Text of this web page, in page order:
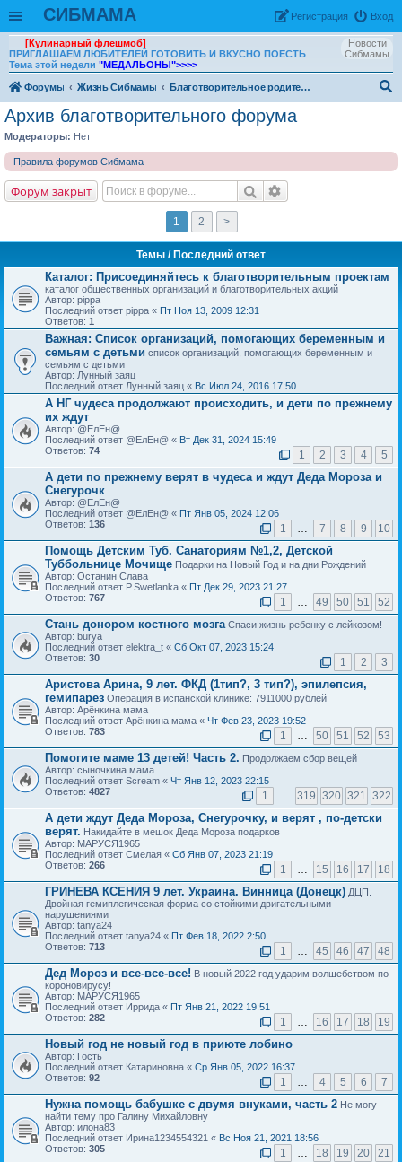
СИБМАМА Вход
Рeгиcтpaция
Новости
Сибмамы
[Кулинарный флешмоб]
ПРИГЛАШАЕМ ЛЮБИТЕЛЕЙ ГОТОВИТЬ И ВКУСНО ПОЕСТЬ
Тема этой недели "МЕДАЛЬОНЫ">>>>
Форумы Жизнь Сибмамы
Благотворительное родительское движение Сибмама
Архив благотворительного форума
Модераторы: Нет
Правила форумов Сибмама
Форум закрыт
1 2 >
Темы / Последний ответ
Каталог: Присоединяйтесь к благотворительным проектам
каталог общественных организаций и благотворительных акций
Автор: pippa
Последний ответ pippa « Пт Ноя 13, 2009 12:31
Ответов: 1
Важная: Cписок организаций, помогающих беременным и
семьям с детьми список организаций, помогающих беременным и
семьям с детьми
Автор: Лунный заяц
Последний ответ Лунный заяц « Вс Июл 24, 2016 17:50
А НГ чудеса продолжают происходить, и дети по прежнему
их ждут
Автор: @ЕлЕн@
Последний ответ @ЕлЕн@ « Вт Дек 31, 2024 15:49
Ответов: 74 1 2 3 4 5
А дети по прежнему верят в чудеса и ждут Деда Мороза и
Снегурочк
Автор: @ЕлЕн@
Последний ответ @ЕлЕн@ « Пт Янв 05, 2024 12:06
Ответов: 136 1 … 7 8 9 10
Помощь Детским Туб. Санаториям №1,2, Детской
Туббольнице Мочище Подарки на Новый Год и на дни Рождений
Автор: Останин Слава
Последний ответ P.Swetlanka « Пт Дек 29, 2023 21:27
Ответов: 767 1 … 49 50 51 52
Стань донором костного мозга Спаси жизнь ребенку с лейкозом!
Автор: burya
Последний ответ elektra_t « Сб Окт 07, 2023 15:24
Ответов: 30 1 2 3
Аристова Арина, 9 лет. ФКД (1тип?, 3 тип?), эпилепсия,
гемипарез Операция в испанской клинике: 7911000 рублей
Автор: Арёнкина мама
Последний ответ Арёнкина мама « Чт Фев 23, 2023 19:52
Ответов: 783 1 … 50 51 52 53
Помогите маме 13 детей! Часть 2. Продолжаем сбор вещей
Автор: сыночкина мама
Последний ответ Scream « Чт Янв 12, 2023 22:15
Ответов: 4827 1 … 319 320 321 322
А дети ждут Деда Мороза, Снегурочку, и верят , по-детски
верят. Накидайте в мешок Деда Мороза подарков
Автор: МАРУСЯ1965
Последний ответ Смелая « Сб Янв 07, 2023 21:19
Ответов: 266 1 … 15 16 17 18
ГРИНЕВА КСЕНИЯ 9 лет. Украина. Винница (Донецк) ДЦП.
Двойная гемиплегическая форма со стойкими двигательными
нарушениями
Автор: tanya24
Последний ответ tanya24 « Пт Фев 18, 2022 2:50
Ответов: 713 1 … 45 46 47 48
Дед Мороз и все-все-все! В новый 2022 год ударим волшебством по
короновирусу!
Автор: МАРУСЯ1965
Последний ответ Иррида « Пт Янв 21, 2022 19:51
Ответов: 282 1 … 16 17 18 19
Новый год не новый год в приюте лобино
Автор: Гость
Последний ответ Катариновна « Ср Янв 05, 2022 16:37
Ответов: 92 1 … 4 5 6 7
Нужна помощь бабушке с двумя внуками, часть 2 Не могу
найти тему про Галину Михайловну
Автор: илона83
Последний ответ Ирина1234554321 « Вс Ноя 21, 2021 18:56
Ответов: 305 1 … 18 19 20 21